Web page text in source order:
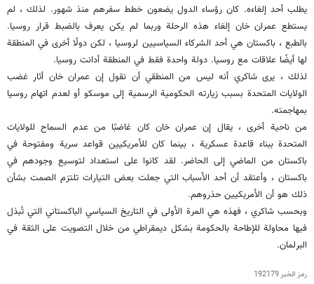
يطلب أحد إلغاءه. كان رؤساء الدول يضعون خطط سفرهم منذ شهور. لذلك ، لم
يستطع عمران خان إلغاء هذه الرحلة وربما لم يكن يعرف بالضبط قرار روسيا.
بالطبع ، باكستان هي أحد الشركاء السياسيين لروسيا ، لكن دولًا أخرى في المنطقة
لها أيضًا علاقات مع روسيا. دولة واحدة فقط في المنطقة أدانت روسيا.
لذلك ، يرى شاكري أنه ليس من المنطقي أن نقول إن عمران خان أثار غضب
الولايات المتحدة بسبب زيارته الحكومية الرسمية إلى موسكو أو لعدم اتهام روسيا
بمهاجمته.
من ناحية أخرى ، يقال إن عمران خان كان غاضبًا من عدم السماح للولايات
المتحدة ببناء قاعدة عسكرية ، بينما كان للأمريكيين قواعد سرية ومفتوحة في
باكستان من الماضي إلى الحاضر. لقد كانوا على استعداد لتوسيع وجودهم في
باكستان ، وأعتقد أن أحد الأسباب التي جعلت بعض التيارات تلتزم الصمت بشأن
ذلك هو أن الأمريكيين حذروهم.
وبحسب شاكري ، فهذه هي المرة الأولى في التاريخ السياسي الباكستاني التي تُبذل
فيها محاولة للإطاحة بالحكومة بشكل ديمقراطي من خلال التصويت على الثقة في
البرلمان.
رمز الخبر192179